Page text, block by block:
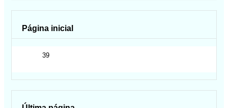
Página inicial
39